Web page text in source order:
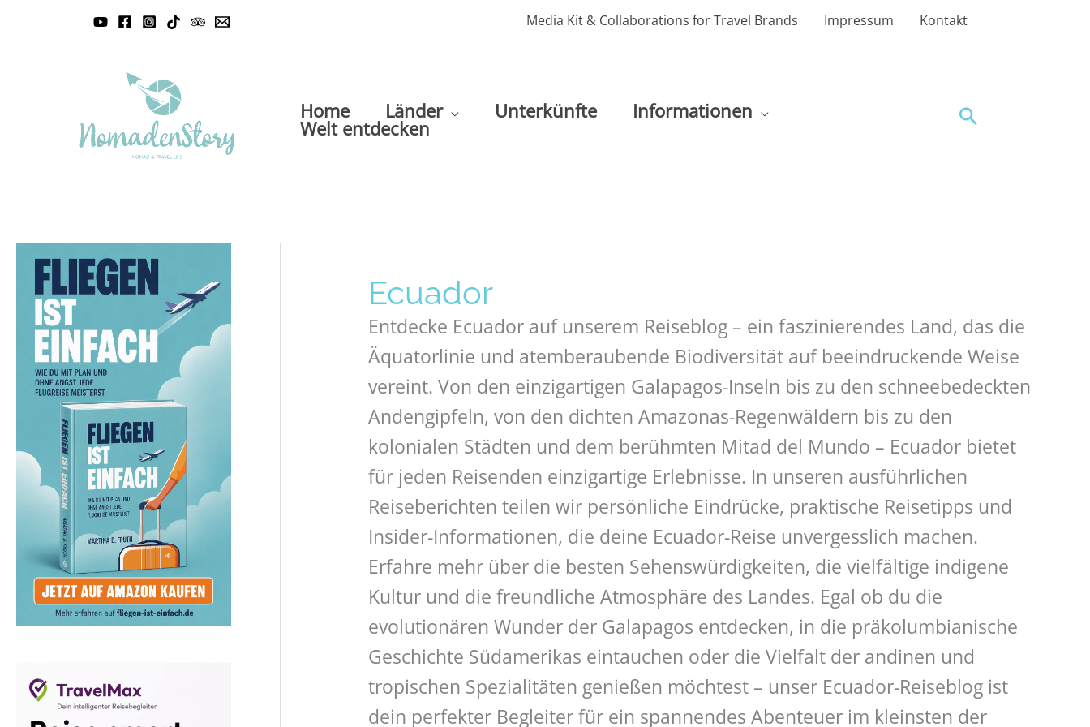
Media Kit & Collaborations for Travel Brands Impressum Kontakt
Home Länder Unterkünfte Informationen
Welt entdecken Suchen
Ecuador
Entdecke Ecuador auf unserem Reiseblog – ein faszinierendes Land, das die
Äquatorlinie und atemberaubende Biodiversität auf beeindruckende Weise
vereint. Von den einzigartigen Galapagos-Inseln bis zu den schneebedeckten
Andengipfeln, von den dichten Amazonas-Regenwäldern bis zu den
kolonialen Städten und dem berühmten Mitad del Mundo – Ecuador bietet
für jeden Reisenden einzigartige Erlebnisse. In unseren ausführlichen
Reiseberichten teilen wir persönliche Eindrücke, praktische Reisetipps und
Insider-Informationen, die deine Ecuador-Reise unvergesslich machen.
Erfahre mehr über die besten Sehenswürdigkeiten, die vielfältige indigene
Kultur und die freundliche Atmosphäre des Landes. Egal ob du die
evolutionären Wunder der Galapagos entdecken, in die präkolumbianische
Geschichte Südamerikas eintauchen oder die Vielfalt der andinen und
tropischen Spezialitäten genießen möchtest – unser Ecuador-Reiseblog ist
dein perfekter Begleiter für ein spannendes Abenteuer im kleinsten der